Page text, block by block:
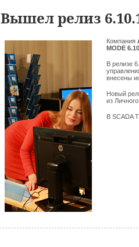
Вышел релиз
Компания
MODE
В релизе
внесены
Новый
из
В SCADA